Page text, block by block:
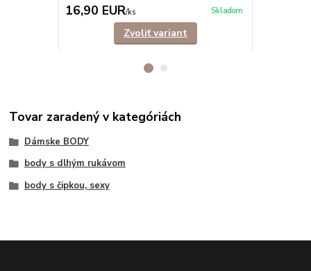
16,90 EUR/ks Skladom
Zvoliť variant
Tovar zaradený v kategóriách
Dámske BODY
body s dlhým rukávom
body s čipkou, sexy